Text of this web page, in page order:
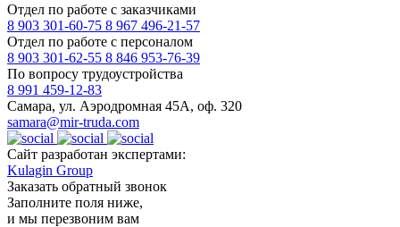
Отдел по работе с заказчиками
8 903 301-60-75 8 967 496-21-57
Отдел по работе с персоналом
8 903 301-62-55 8 846 953-76-39
По вопросу трудоустройства
8 991 459-12-83
Самара, ул. Аэродромная 45А, оф. 320
samara@mir-truda.com
Сайт разработан экспертами:
Kulagin Group
Заказать обратный звонок
Заполните поля ниже,
и мы перезвоним вам